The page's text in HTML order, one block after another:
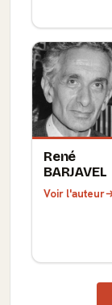
René
BARJAVEL
Voir l'auteur